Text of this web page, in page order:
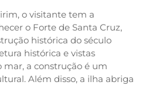
o visitante tem a
o Forte de Santa Cruz,
histórica do século
histórica e vistas
a construção é um
Além disso, a ilha abriga